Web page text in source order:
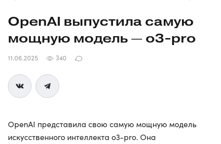
OpenAI выпустила самую
мощную модель — o3-pro
11.06.2025 340
OpenAI представила свою самую мощную модель
искусственного интеллекта o3-pro. Она